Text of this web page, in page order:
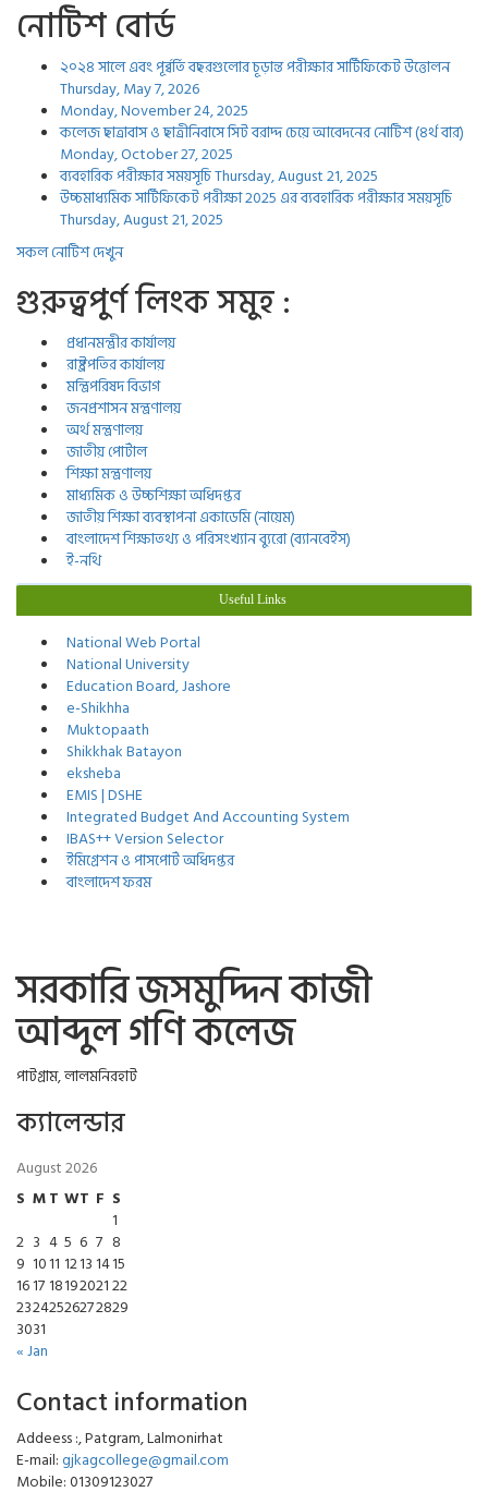
নোটিশ বোর্ড
২০২৪ সালে এবং পূর্ব্বর্তি বছরগুলোর চূড়ান্ত পরীক্ষার সার্টিফিকেট উত্তোলন
Thursday, May 7, 2026
Monday, November 24, 2025
কলেজ ছাত্রাবাস ও ছাত্রীনিবাসে সিট বরাদ্দ চেয়ে আবেদনের নোটিশ (৪র্থ বার)
Monday, October 27, 2025
ব্যবহারিক পরীক্ষার সময়সূচিThursday, August 21, 2025
উচ্চমাধ্যমিক সার্টিফিকেট পরীক্ষা 2025 এর ব্যবহারিক পরীক্ষার সময়সূচি
Thursday, August 21, 2025
সকল নোটিশ দেখুন
গুরুত্বপুর্ণ লিংক সমুহ :
প্রধানমন্ত্রীর কার্যালয়
রাষ্ট্রপতির কার্যালয়
মন্ত্রিপরিষদ বিভাগ
জনপ্রশাসন মন্ত্রণালয়
অর্থ মন্ত্রণালয়
জাতীয় পোর্টাল
শিক্ষা মন্ত্রণালয়
মাধ্যমিক ও উচ্চশিক্ষা অধিদপ্তর
জাতীয় শিক্ষা ব্যবস্থাপনা একাডেমি (নায়েম)
বাংলাদেশ শিক্ষাতথ্য ও পরিসংখ্যান ব্যুরো (ব্যানবেইস)
ই-নথি
Useful Links
National Web Portal
National University
Education Board, Jashore
e-Shikhha
Muktopaath
Shikkhak Batayon
eksheba
EMIS | DSHE
Integrated Budget And Accounting System
IBAS++ Version Selector
ইমিগ্রেশন ও পাসপোর্ট অধিদপ্তর
বাংলাদেশ ফরম
সরকারি জসমুদ্দিন কাজী
আব্দুল গণি কলেজ
পাটগ্রাম, লালমনিরহাট
ক্যালেন্ডার
August 2026
S MT WT F S
1
2 3 4 5 6 7 8
9 1011 12131415
16171819202122
23242526272829
3031
« Jan
Contact information
Addeess :, Patgram, Lalmonirhat
E-mail:gjkagcollege@gmail.com
Mobile: 01309123027